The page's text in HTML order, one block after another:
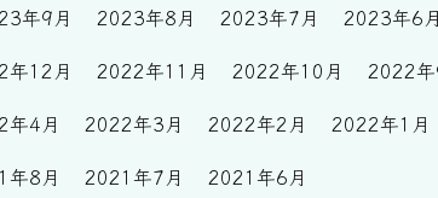
年9月
2023年8月 2023年7月 2023年6月
12月
2022年11月 2022年10月 2022年
4月
2022年3月 2022年2月 2022年1月
8月
2021年7月 2021年6月